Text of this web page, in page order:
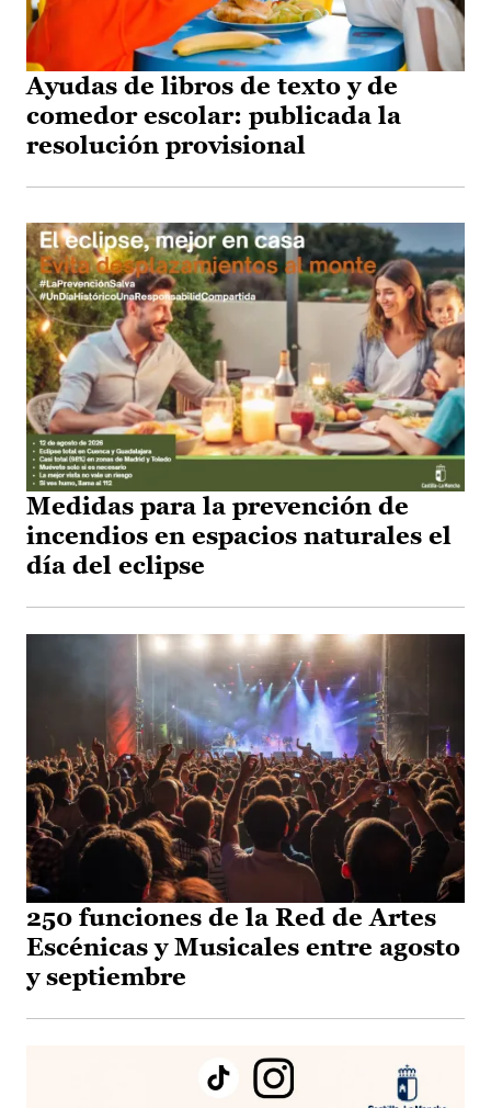
Ayudas de libros de texto y de
comedor escolar: publicada la
resolución provisional
Medidas para la prevención de
incendios en espacios naturales el
día del eclipse
250 funciones de la Red de Artes
Escénicas y Musicales entre agosto
y septiembre